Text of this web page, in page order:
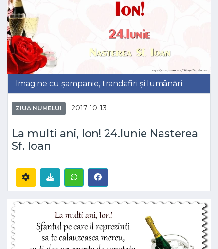
Imagine cu șampanie, trandafiri și lumânări
ZIUA NUMELUI 2017-10-13
La multi ani, Ion! 24.Iunie Nasterea
Sf. Ioan